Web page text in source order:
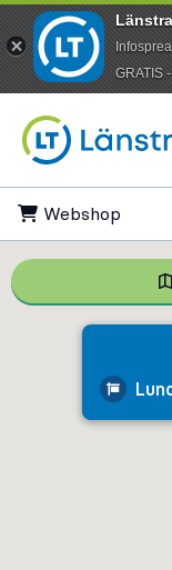
Webshop
​GRATIS